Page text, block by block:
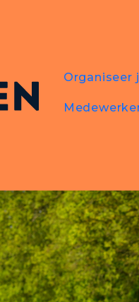
Organiseer